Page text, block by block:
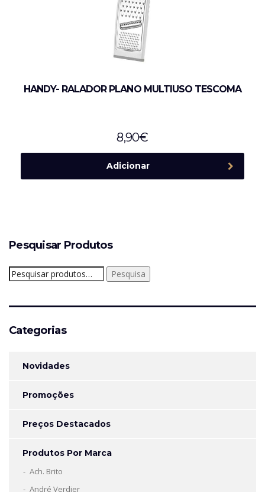
HANDY- RALADOR PLANO MULTIUSO TESCOMA
8,90€
Adicionar
Pesquisar Produtos
Pesquisar
por:
Pesquisa
Categorias
Novidades
Promoções
Preços Destacados
Produtos Por Marca
Ach. Brito
André Verdier